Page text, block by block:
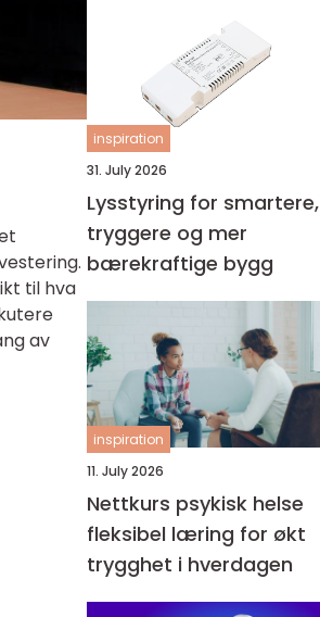
til hva
av
inspiration
31. July 2026
Lysstyring for smartere,
tryggere og mer
bærekraftige bygg
inspiration
11. July 2026
Nettkurs psykisk helse
fleksibel læring for økt
trygghet i hverdagen